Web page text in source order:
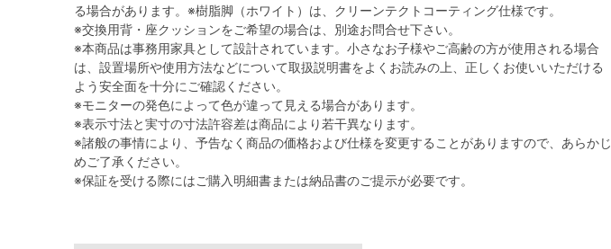
る場合があります。※樹脂脚（ホワイト）は、クリーンテクトコーティング仕様です。
※交換用背・座クッションをご希望の場合は、別途お問合せ下さい。
※本商品は事務用家具として設計されています。小さなお子様やご高齢の方が使用される場合
は、設置場所や使用方法などについて取扱説明書をよくお読みの上、正しくお使いいただける
よう安全面を十分にご確認ください。
※モニターの発色によって色が違って見える場合があります。
※表示寸法と実寸の寸法許容差は商品により若干異なります。
※諸般の事情により、予告なく商品の価格および仕様を変更することがありますので、あらかじ
めご了承ください。
※保証を受ける際にはご購入明細書または納品書のご提示が必要です。